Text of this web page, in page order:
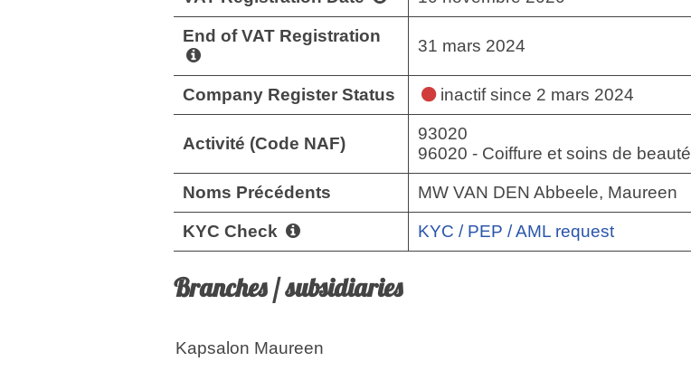
End of VAT Registration
31 mars 2024
Company Register Status inactifsince 2 mars 2024
Activité (Code NAF)
93020
96020 - Coiffure et soins de beauté
Noms Précédents MW VAN DEN Abbeele, Maureen
KYC Check KYC / PEP / AML request
Branches / subsidiaries
Kapsalon Maureen